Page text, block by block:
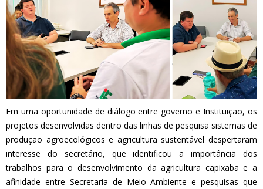
Em uma oportunidade de diálogo entre governo e Instituição, os
projetos desenvolvidas dentro das linhas de pesquisa sistemas de
produção agroecológicos e agricultura sustentável despertaram
interesse do secretário, que identificou a importância dos
trabalhos para o desenvolvimento da agricultura capixaba e a
afinidade entre Secretaria de Meio Ambiente e pesquisas que